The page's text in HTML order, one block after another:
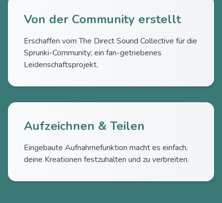
Von der Community erstellt
Erschaffen vom The Direct Sound Collective für die
Sprunki-Community; ein fan-getriebenes
Leidenschaftsprojekt.
Aufzeichnen & Teilen
Eingebaute Aufnahmefunktion macht es einfach,
deine Kreationen festzuhalten und zu verbreiten.